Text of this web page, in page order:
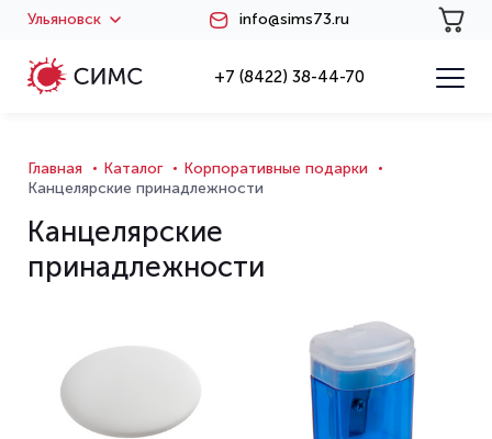
Ульяновск info@sims73.ru
+7 (8422) 38-44-70
Главная Каталог
Корпоративные подарки
Канцелярские принадлежности
Канцелярские
принадлежности